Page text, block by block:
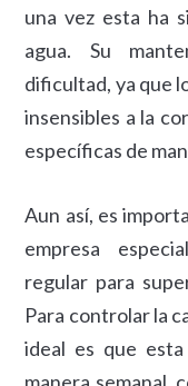
una vez esta ha
agua. Su
dificultad, ya que
insensibles a la
específicas de
Aun así, es
empresa
regular para
Para controlar la
ideal es que